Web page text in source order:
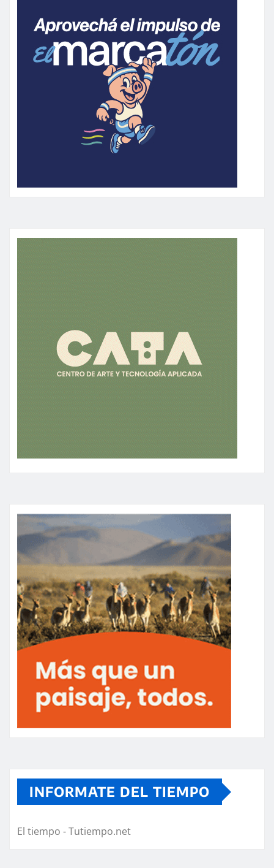
INFORMATE DEL TIEMPO
El tiempo - Tutiempo.net